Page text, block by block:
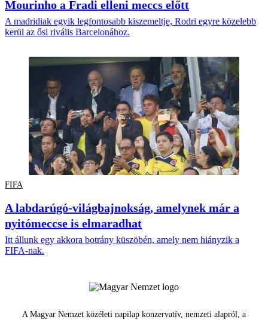
Mourinho a Fradi elleni meccs előtt
A madridiak egyik legfontosabb kiszemeltje, Rodri egyre közelebb
kerül az ősi rivális Barcelonához.
FIFA
A labdarúgó-világbajnokság, amelynek már a
nyitómeccse is elmaradhat
Itt állunk egy akkora botrány küszöbén, amely nem hiányzik a
FIFA-nak.
A Magyar Nemzet közéleti napilap konzervatív, nemzeti alapról, a